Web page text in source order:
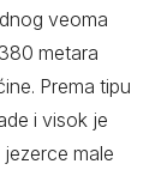
veoma
metara
Prema tipu
i visok je
male